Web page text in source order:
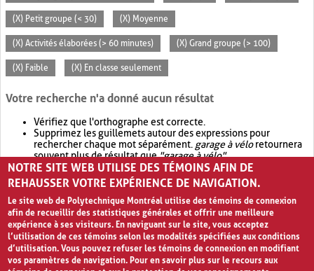
(X) Petit groupe (< 30) (X) Moyenne
(X) Activités élaborées (> 60 minutes) (X) Grand groupe (> 100)
(X) Faible (X) En classe seulement
Votre recherche n'a donné aucun résultat
Vérifiez que l'orthographe est correcte.
Supprimez les guillemets autour des expressions pour
rechercher chaque mot séparément. garage à véloretournera
souvent plus de résultat que"garage à vélo".
Envisagez d'élargir votre recherche avec OR.garage OR vélo
retournera souvent plus de résultat quegarage à vélo
NOTRE SITE WEB UTILISE DES TÉMOINS AFIN DE
REHAUSSER VOTRE EXPÉRIENCE DE NAVIGATION.
Le site web de Polytechnique Montréal utilise des témoins de connexion
afin de recueillir des statistiques générales et offrir une meilleure
expérience à ses visiteurs. En naviguant sur le site, vous acceptez
l’utilisation de ces témoins selon les modalités spécifiées aux conditions
d’utilisation. Vous pouvez refuser les témoins de connexion en modifiant
vos paramètres de navigation. Pour en savoir plus sur le recours aux